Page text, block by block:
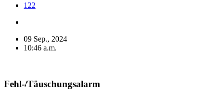
122
09 Sep., 2024
10:46 a.m.
Fehl-/Täuschungsalarm